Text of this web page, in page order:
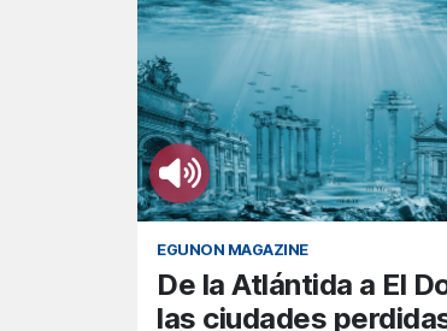
EGUNON MAGAZINE
De la Atlántida a El
las ciudades